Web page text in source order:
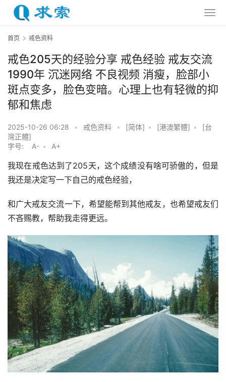
首页 戒色资料
戒色205天的经验分享 戒色经验 戒友交流
1990年 沉迷网络 不良视频 消瘦，脸部小
斑点变多，脸色变暗。心理上也有轻微的抑
郁和焦虑
2025-10-26 06:28 • 戒色资料 • [简体] • [港澳繁體] •
[台
灣正體]
字号:
A- • A+
我现在戒色达到了205天，这个成绩没有啥可骄傲的，但是
我还是决定写一下自己的戒色经验，
和广大戒友交流一下，希望能帮到其他戒友，也希望戒友们
不吝赐教，帮助我走得更远。